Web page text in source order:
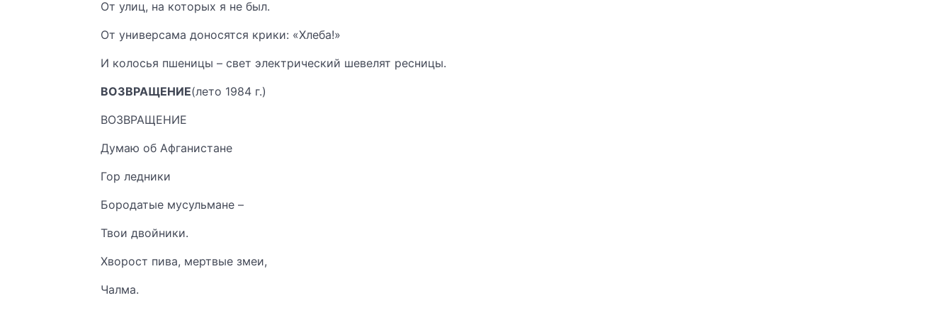
От улиц, на которых я не был.
От универсама доносятся крики: «Хлеба!»
И колосья пшеницы – свет электрический шевелят ресницы.
ВОЗВРАЩЕНИЕ(лето 1984 г.)
ВОЗВРАЩЕНИЕ
Думаю об Афганистане
Гор ледники
Бородатые мусульмане –
Твои двойники.
Хворост пива, мертвые змеи,
Чалма.